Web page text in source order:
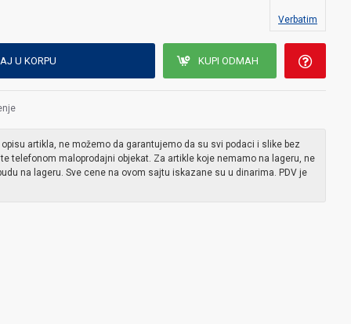
Verbatim
U KORPU KUPI ODMAH
artikla, ne možemo da garantujemo da su svi podaci i slike bez
telefonom maloprodajni objekat. Za artikle koje nemamo na lageru, ne
na lageru. Sve cene na ovom sajtu iskazane su u dinarima. PDV je